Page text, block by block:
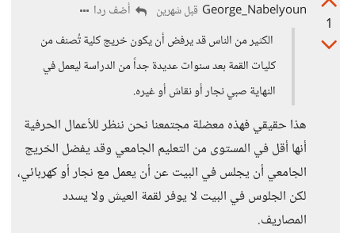
1
George_Nabelyoun قبل شهرين
أضف ردا
الكثير من الناس قد يرفض أن يكون خريج كلية تُصنف من
كليات القمة بعد سنوات عديدة جداً من الدراسة ليعمل في
النهاية صبي نجار أو نقاش أو غيره.
هذا حقيقي فهذه معضلة مجتمعنا نحن ننظر للأعمال الحرفية
أنها أقل في المستوى من التعليم الجامعي وقد يفضل الخريج
الجامعي أن يجلس في البيت عن أن يعمل مع نجار أو كهربائي،
لكن الجلوس في البيت لا يوفر لقمة العيش ولا يسدد
المصاريف.